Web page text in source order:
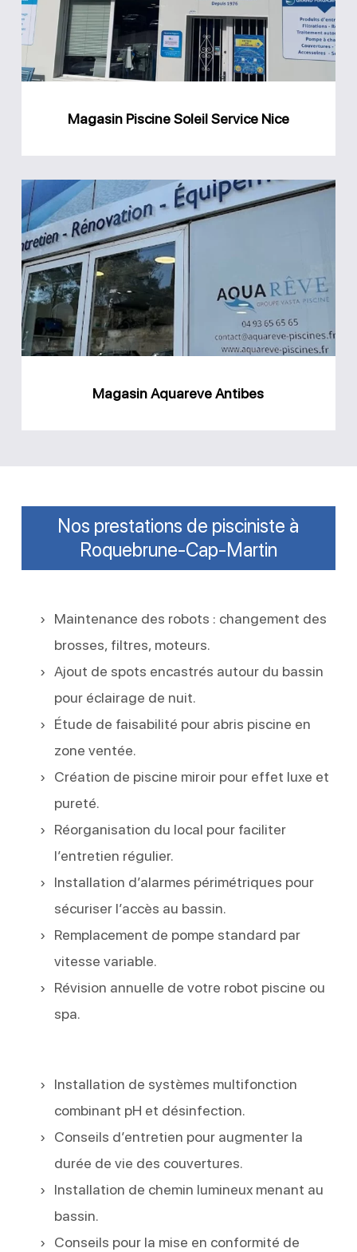
Nice
Magasin Piscine Soleil Service Nice
Magasin
Aquareve
Antibes
Magasin Aquareve Antibes
Nos prestations de pisciniste à
Roquebrune-Cap-Martin
Maintenance des robots : changement des
brosses, filtres, moteurs.
Ajout de spots encastrés autour du bassin
pour éclairage de nuit.
Étude de faisabilité pour abris piscine en
zone ventée.
Création de piscine miroir pour effet luxe et
pureté.
Réorganisation du local pour faciliter
l’entretien régulier.
Installation d’alarmes périmétriques pour
sécuriser l’accès au bassin.
Remplacement de pompe standard par
vitesse variable.
Révision annuelle de votre robot piscine ou
spa.
Installation de systèmes multifonction
combinant pH et désinfection.
Conseils d’entretien pour augmenter la
durée de vie des couvertures.
Installation de chemin lumineux menant au
bassin.
Conseils pour la mise en conformité de